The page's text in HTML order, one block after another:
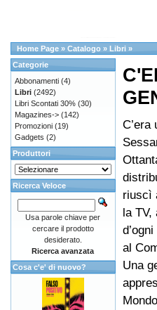
Home Page » Catalogo » Libri »
C’era
riuscì
la TV,
al
Una
Categorie
Abbonamenti (4)
Libri (2492)
Libri Scontati 30% (30)
Magazines-> (142)
Promozioni (19)
Gadgets (2)
Produttori
Ricerca Veloce
Usa parole chiave per
cercare il prodotto
desiderato.
Ricerca avanzata
Cosa c'e' di nuovo?